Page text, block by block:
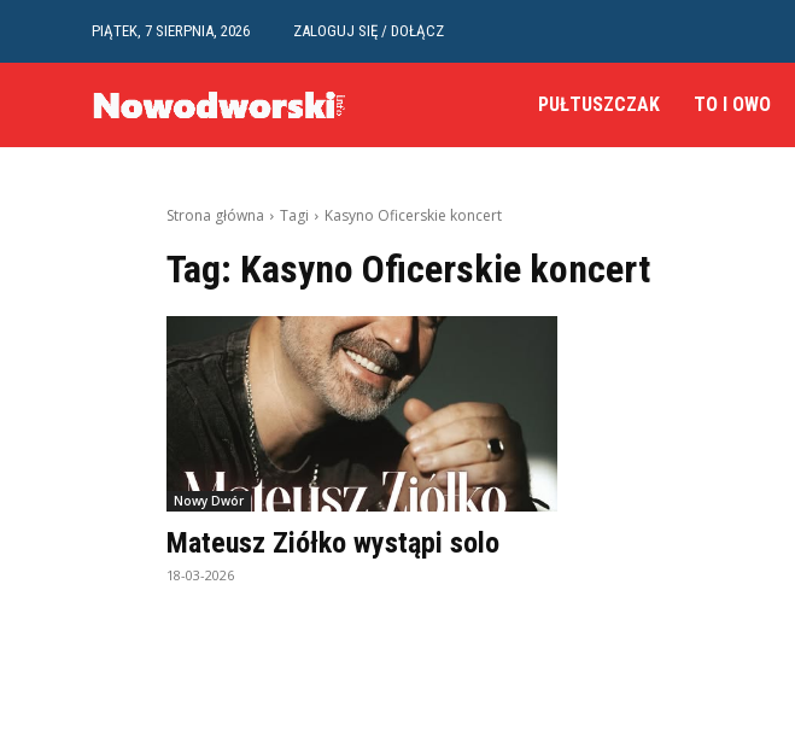
PIĄTEK, 7 SIERPNIA, 2026 ZALOGUJ SIĘ / DOŁĄCZ
PUŁTUSZCZAK TO I OWO
Strona główna Tagi Kasyno Oficerskie koncert
Tag: Kasyno Oficerskie koncert
Nowy Dwór
Mateusz Ziółko wystąpi solo
18-03-2026